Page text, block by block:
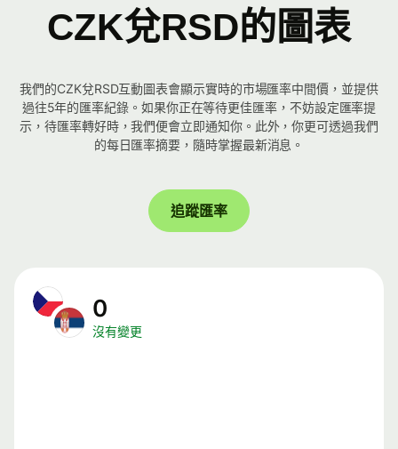
CZK兌RSD的圖表
我們的CZK兌RSD互動圖表會顯示實時的市場匯率中間價，並提供
過往5年的匯率紀錄。如果你正在等待更佳匯率，不妨設定匯率提
示，待匯率轉好時，我們便會立即通知你。此外，你更可透過我們
的每日匯率摘要，隨時掌握最新消息。
追蹤匯率
0
沒有變更